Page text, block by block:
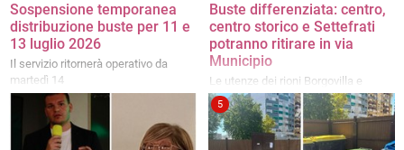
Sospensione temporanea
distribuzione buste per 11 e
13 luglio 2026
Il servizio ritornerà operativo da
martedì 14
Buste differenziata: centro,
centro storico e Settefrati
potranno ritirare in via
Municipio
Le utenze dei rioni Borgovilla e
Patalini dovranno invece recarsi
presso l'ecocentro di via dei Salici
5